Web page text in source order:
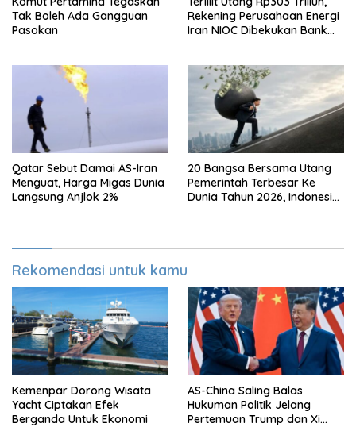
Tak Boleh Ada Gangguan
Pasokan
Rekening Perusahaan Energi
Iran NIOC Dibekukan Bank
Qatar Sebut Damai AS-Iran
Menguat, Harga Migas Dunia
Langsung Anjlok 2%
20 Bangsa Bersama Utang
Pemerintah Terbesar Ke
Dunia Tahun 2026, Indonesia
Rekomendasi untuk kamu
Kemenpar Dorong Wisata
Yacht Ciptakan Efek
Berganda Untuk Ekonomi
AS-China Saling Balas
Hukuman Politik Jelang
Pertemuan Trump dan Xi